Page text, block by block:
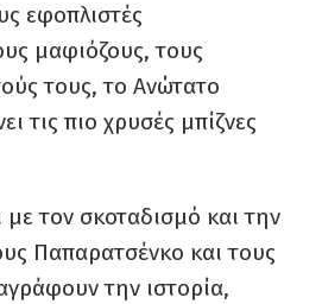
εφοπλιστές
μαφιόζους, τους
τους, το Ανώτατο
τις πιο χρυσές μπίζνες
με τον σκοταδισμό και την
Παπαρατσένκο και τους
την ιστορία,